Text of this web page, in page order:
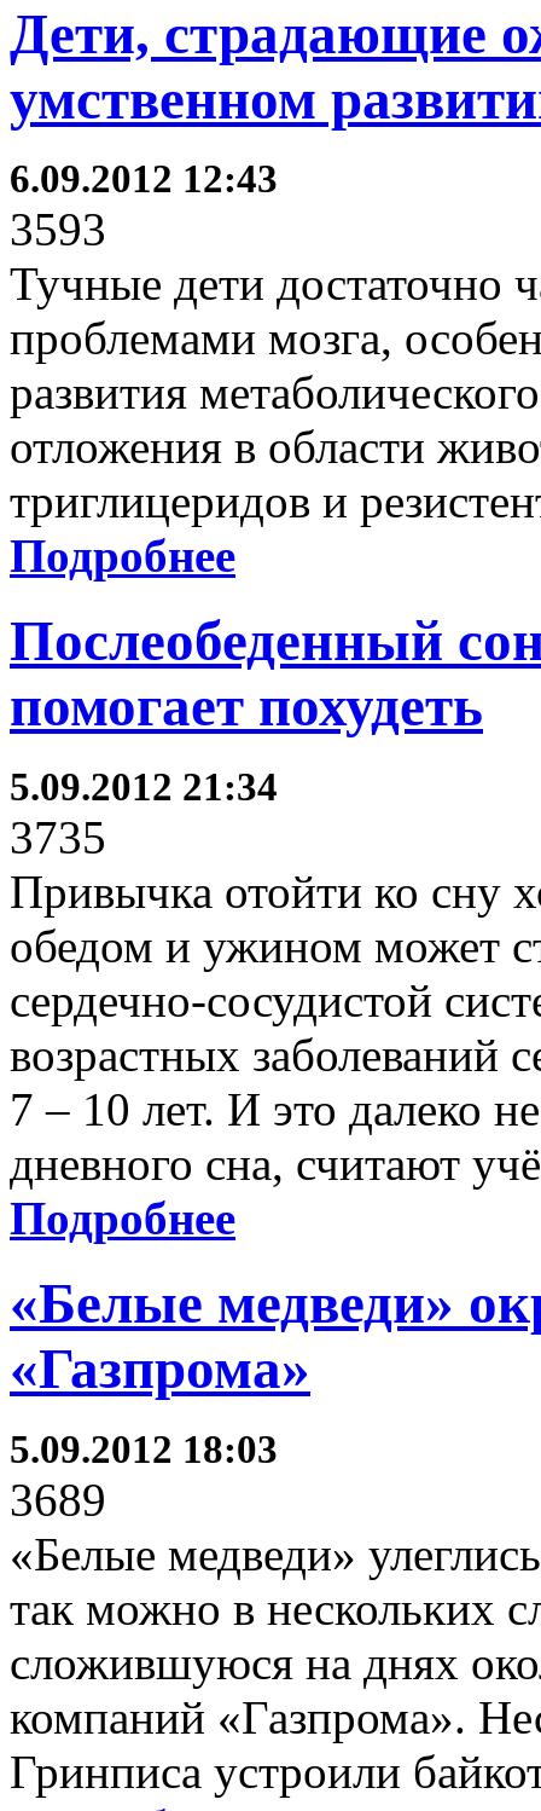
Дети, страдающие
умственном
6.09.2012 12:43
3593
Тучные дети достаточно
проблемами мозга,
развития
отложения в области
триглицеридов и
Подробнее
Послеобеденный
помогает похудеть
5.09.2012 21:34
3735
Привычка отойти ко сну
обедом и ужином может
сердечно-сосудистой
возрастных заболеваний
7 – 10 лет. И это далеко
дневного сна, считают
Подробнее
«Белые медведи»
«Газпрома»
5.09.2012 18:03
3689
«Белые медведи»
так можно в нескольких
сложившуюся на днях
компаний «Газпрома».
Гринписа устроили